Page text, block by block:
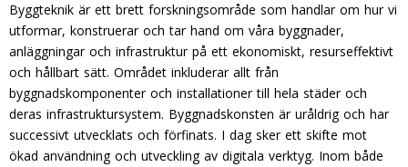
Byggteknik är ett brett forskningsområde som handlar om hur vi
utformar, konstruerar och tar hand om våra byggnader,
anläggningar och infrastruktur på ett ekonomiskt, resurseffektivt
och hållbart sätt. Området inkluderar allt från
byggnadskomponenter och installationer till hela städer och
deras infrastruktursystem. Byggnadskonsten är uråldrig och har
successivt utvecklats och förfinats. I dag sker ett skifte mot
ökad användning och utveckling av digitala verktyg. Inom både